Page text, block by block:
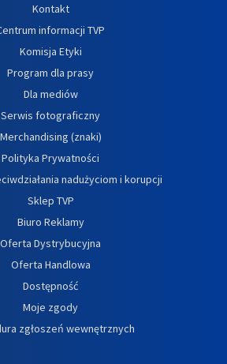
Kontakt
informacji TVP
Komisja Etyki
Program dla prasy
Dla mediów
Serwis fotograficzny
Merchandising (znaki)
Polityka Prywatności
nadużyciom i korupcji
Sklep TVP
Biuro Reklamy
Oferta Dystrybucyjna
Oferta Handlowa
Dostępność
Moje zgody
zgłoszeń wewnętrznych